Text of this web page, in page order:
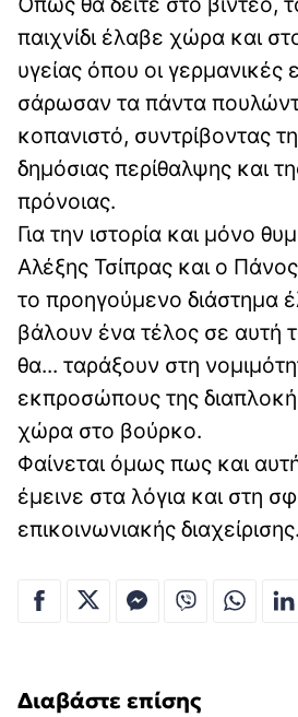
παιχνίδι έλαβε χώρα και
υγείας όπου οι γερμανικές
σάρωσαν τα πάντα
κοπανιστό, συντρίβοντας
δημόσιας περίθαλψης και
πρόνοιας.
Για την ιστορία και μόνο
Αλέξης Τσίπρας και ο
το προηγούμενο διάστημα
βάλουν ένα τέλος σε αυτή
θα... ταράξουν στη
εκπροσώπους της
χώρα στο βούρκο.
Φαίνεται όμως πως και
έμεινε στα λόγια και στη
επικοινωνιακής διαχείρισης.
Διαβάστε επίσης